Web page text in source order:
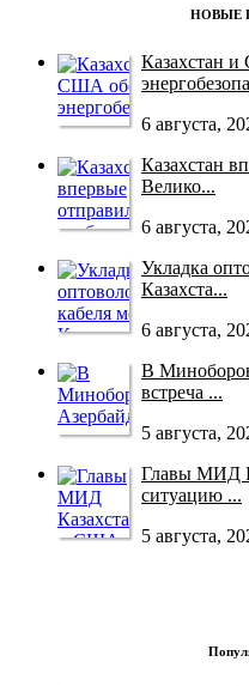
НОВЫЕ
Казахстан
6 августа,
Казахстан
Велико...
6 августа,
Укладка
Казахста...
6 августа,
В
встреча ...
5 августа,
Главы МИД
ситуацию ...
5 августа,